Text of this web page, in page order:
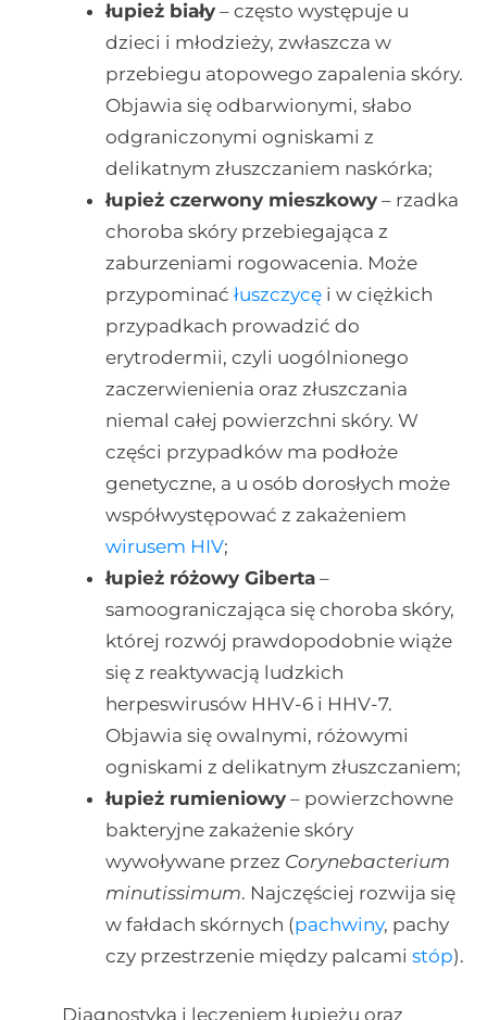
łupież biały– często występuje u
dzieci i młodzieży, zwłaszcza w
przebiegu atopowego zapalenia skóry.
Objawia się odbarwionymi, słabo
odgraniczonymi ogniskami z
delikatnym złuszczaniem naskórka;
łupież czerwony mieszkowy– rzadka
choroba skóry przebiegająca z
zaburzeniami rogowacenia. Może
przypominać łuszczycęi w ciężkich
przypadkach prowadzić do
erytrodermii, czyli uogólnionego
zaczerwienienia oraz złuszczania
niemal całej powierzchni skóry. W
części przypadków ma podłoże
genetyczne, a u osób dorosłych może
współwystępować z zakażeniem
wirusem HIV;
łupież różowy Giberta–
samoograniczająca się choroba skóry,
której rozwój prawdopodobnie wiąże
się z reaktywacją ludzkich
herpeswirusów HHV-6 i HHV-7.
Objawia się owalnymi, różowymi
ogniskami z delikatnym złuszczaniem;
łupież rumieniowy– powierzchowne
bakteryjne zakażenie skóry
wywoływane przez Corynebacterium
minutissimum. Najczęściej rozwija się
w fałdach skórnych (pachwiny, pachy
czy przestrzenie między palcami stóp).
Diagnostyką i leczeniem łupieżu oraz